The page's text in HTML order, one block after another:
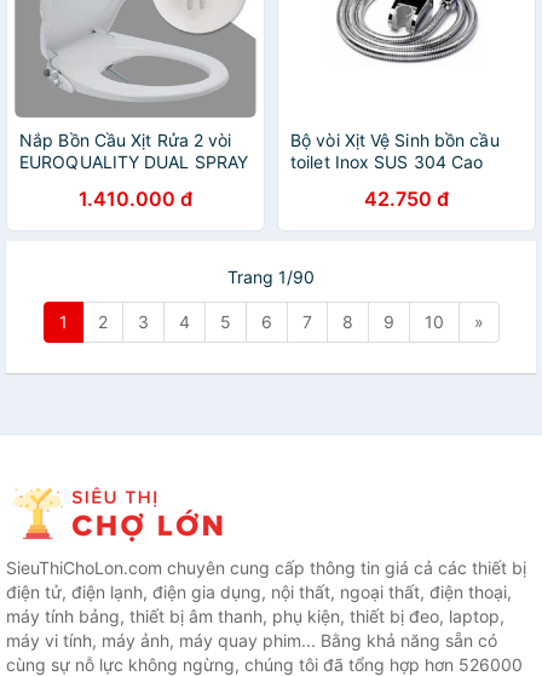
Nắp Bồn Cầu Xịt Rửa 2 vòi
EUROQUALITY DUAL SPRAY
1.410.000 đ
Bộ vòi Xịt Vệ Sinh bồn cầu
toilet Inox SUS 304 Cao
42.750 đ
Trang 1/90
1 2 3 4 5 6 7 8 9 10 »
SieuThiChoLon.com chuyên cung cấp thông tin giá cả các thiết bị
điện tử, điện lạnh, điện gia dụng, nội thất, ngoại thất, điện thoại,
máy tính bảng, thiết bị âm thanh, phụ kiện, thiết bị đeo, laptop,
máy vi tính, máy ảnh, máy quay phim... Bằng khả năng sẵn có
cùng sự nỗ lực không ngừng, chúng tôi đã tổng hợp hơn 526000